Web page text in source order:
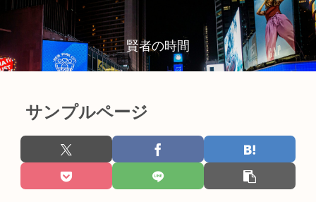
賢者の時間
サンプルページ